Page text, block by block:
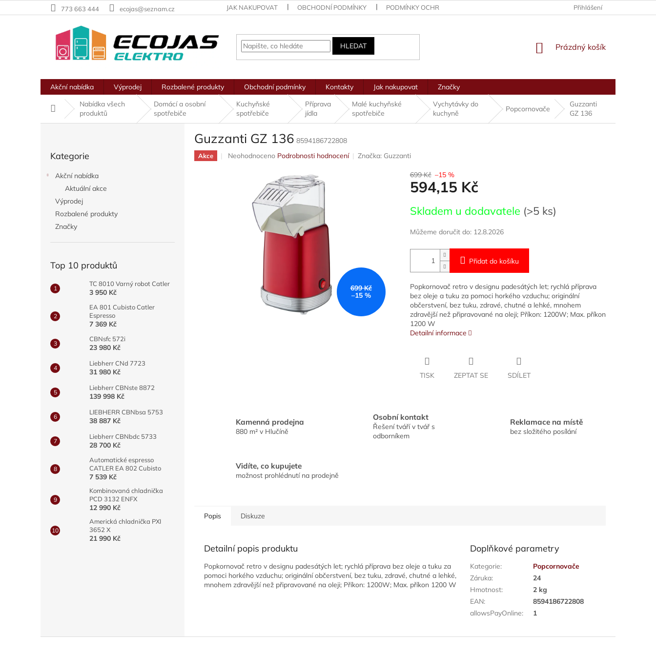
na
773 663 444 ecojas@seznam.cz JAK NAKUPOVAT OBCHODNÍ PODMÍNKY PODMÍNKY OCHRANY OSOBNÍCH ÚDAJŮ Přihlášení
HLEDAT
NÁKUPNÍ
Prázdný košík
Akční nabídka Výprodej Rozbalené produkty Obchodní podmínky Kontakty Jak nakupovat Značky
Domů
Nabídka všech
produktů
Domácí a osobní
spotřebiče
Kuchyňské
spotřebiče
Příprava
jídla
Malé kuchyňské
spotřebiče
Vychytávky do
kuchyně
Popcornovače
Guzzanti
GZ 136
kategorie
Kategorie
Akční nabídka
Aktuální akce
Výprodej
Rozbalené produkty
Značky
Top 10 produktů
TC 8010 Varný robot Catler
3 950 Kč
EA 801 Cubisto Catler
Espresso
7 369 Kč
CBNsfc 572i
23 980 Kč
Liebherr CNd 7723
31 980 Kč
Liebherr CBNste 8872
139 998 Kč
LIEBHERR CBNbsa 5753
38 887 Kč
Liebherr CBNbdc 5733
28 700 Kč
Automatické espresso
CATLER EA 802 Cubisto
7 539 Kč
Kombinovaná chladnička
PCD 3132 ENFX
12 990 Kč
Americká chladnička PXI
3652 X
21 990 Kč
Guzzanti GZ 136 8594186722808
Akce
Průměrné
hvězdiček.
Neohodnoceno Podrobnosti hodnocení Značka: Guzzanti
699 Kč
–15 %
699 Kč –15 %
594,15 Kč
cena:
Skladem u dodavatele (>5 ks)
Můžeme doručit do: 12.8.2026
Přidat do košíku
Popkornovač retro v designu padesátých let; rychlá příprava
bez oleje a tuku za pomoci horkého vzduchu; originální
občerstvení, bez tuku, zdravé, chutné a lehké, mnohem
zdravější než připravované na oleji; Příkon: 1200W; Max. příkon
1200 W
Detailní informace
TISK ZEPTAT SE SDÍLET
Kamenná prodejna
880 m² v Hlučíně
Osobní kontakt
Řešení tváří v tvář s
odborníkem
Reklamace na místě
bez složitého posílání
Vidíte, co kupujete
možnost prohlédnutí na prodejně
Popis Diskuze
Detailní popis produktu
Popkornovač retro v designu padesátých let; rychlá příprava bez oleje a tuku za
pomoci horkého vzduchu; originální občerstvení, bez tuku, zdravé, chutné a lehké,
mnohem zdravější než připravované na oleji; Příkon: 1200W; Max. příkon 1200 W
Doplňkové parametry
Kategorie:
Popcornovače
Záruka:
24
Hmotnost:
2 kg
EAN:
8594186722808
allowsPayOnline: 1